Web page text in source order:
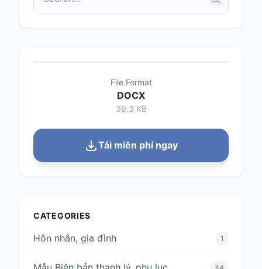
File Format
DOCX
39.3 KB
Tải miễn phí ngay
CATEGORIES
Hôn nhân, gia đình 1
34